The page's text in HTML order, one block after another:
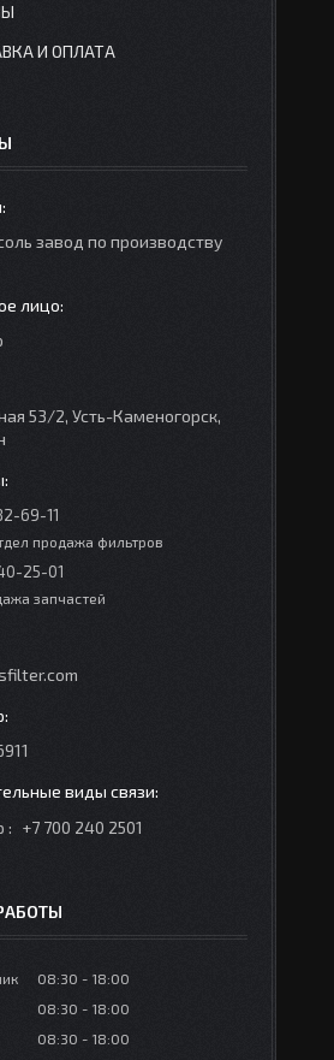
И ОПЛАТА
завод по производству
53/2, Усть-Каменогорск,
69-11
продажа фильтров
25-01
запчастей
+7 700 240 2501
08:30
18:00
08:30
18:00
08:30 18:00